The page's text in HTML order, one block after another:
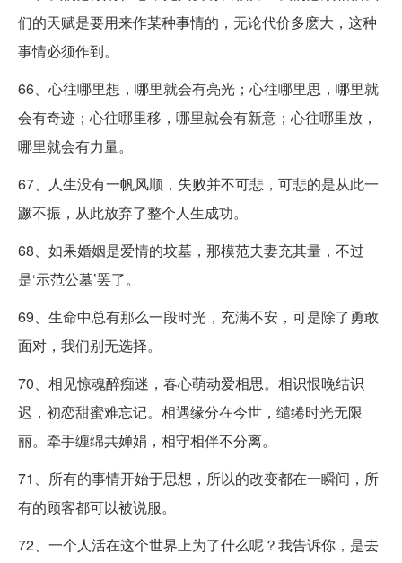
们的天赋是要用来作某种事情的，无论代价多麽大，这种
事情必须作到。
66、心往哪里想，哪里就会有亮光；心往哪里思，哪里就
会有奇迹；心往哪里移，哪里就会有新意；心往哪里放，
哪里就会有力量。
67、人生没有一帆风顺，失败并不可悲，可悲的是从此一
蹶不振，从此放弃了整个人生成功。
68、如果婚姻是爱情的坟墓，那模范夫妻充其量，不过
是‘示范公墓’罢了。
69、生命中总有那么一段时光，充满不安，可是除了勇敢
面对，我们别无选择。
70、相见惊魂醉痴迷，春心萌动爱相思。相识恨晚结识
迟，初恋甜蜜难忘记。相遇缘分在今世，缱绻时光无限
丽。牵手缠绵共婵娟，相守相伴不分离。
71、所有的事情开始于思想，所以的改变都在一瞬间，所
有的顾客都可以被说服。
72、一个人活在这个世界上为了什么呢？我告诉你，是去